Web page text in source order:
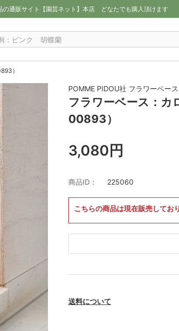
の通販サイト【園芸ネット】本店 どなたでも購入頂けます
）
POMME PIDOU社 フラワーベー
フラワーベース：カ
00893）
3,080円
商品ID： 225060
こちらの商品は現在販売してお
送料について